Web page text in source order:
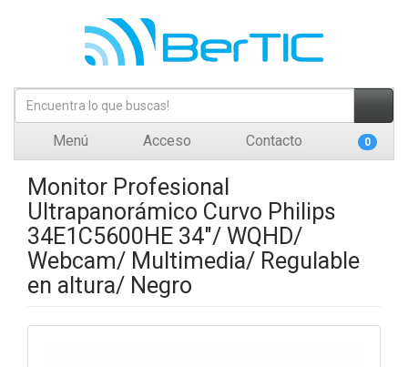
Menú Acceso Contacto 0
Monitor Profesional
Ultrapanorámico Curvo Philips
34E1C5600HE 34"/ WQHD/
Webcam/ Multimedia/ Regulable
en altura/ Negro